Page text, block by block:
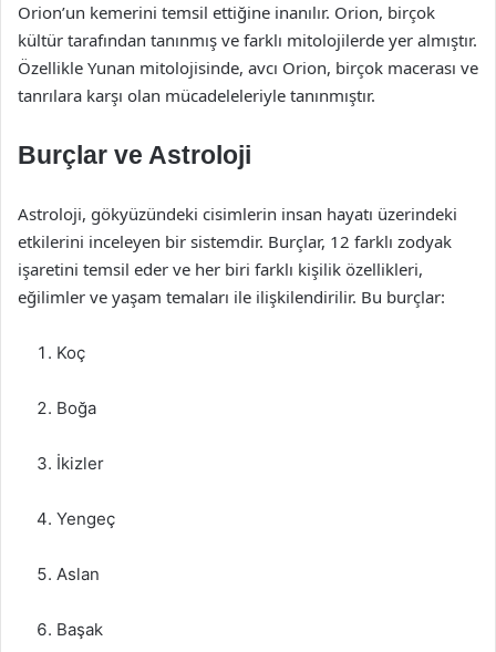
Orion’un kemerini temsil ettiğine inanılır. Orion, birçok
kültür tarafından tanınmış ve farklı mitolojilerde yer almıştır.
Özellikle Yunan mitolojisinde, avcı Orion, birçok macerası ve
tanrılara karşı olan mücadeleleriyle tanınmıştır.
Burçlar ve Astroloji
Astroloji, gökyüzündeki cisimlerin insan hayatı üzerindeki
etkilerini inceleyen bir sistemdir. Burçlar, 12 farklı zodyak
işaretini temsil eder ve her biri farklı kişilik özellikleri,
eğilimler ve yaşam temaları ile ilişkilendirilir. Bu burçlar:
Koç
Boğa
İkizler
Yengeç
Aslan
Başak